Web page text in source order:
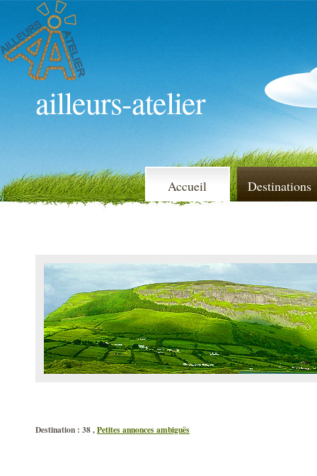
ailleurs-atelier
Accueil Destinations
Destination : 38 ,Petites annonces ambiguës